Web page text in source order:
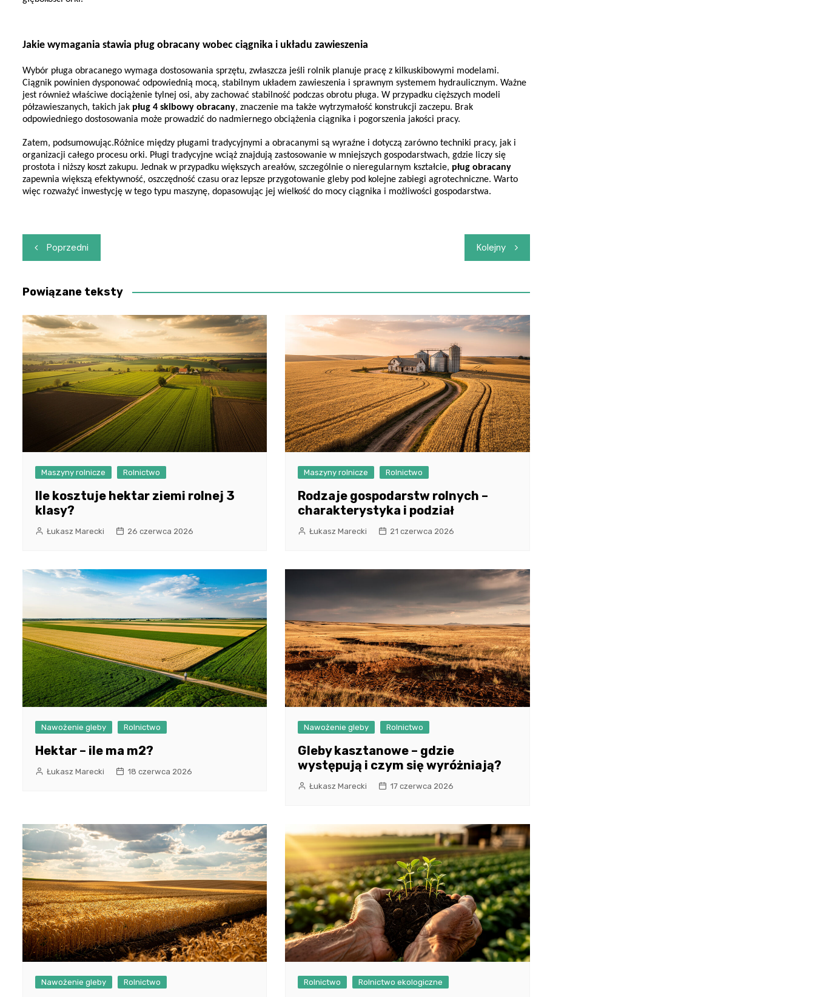
Jakie wymagania stawia pług obracany wobec ciągnika i układu zawieszenia
Wybór pługa obracanego wymaga dostosowania sprzętu, zwłaszcza jeśli rolnik planuje pracę z kilkuskibowymi modelami.
Ciągnik powinien dysponować odpowiednią mocą, stabilnym układem zawieszenia i sprawnym systemem hydraulicznym. Ważne
jest również właściwe dociążenie tylnej osi, aby zachować stabilność podczas obrotu pługa. W przypadku cięższych modeli
półzawieszanych, takich jak pług 4 skibowy obracany, znaczenie ma także wytrzymałość konstrukcji zaczepu. Brak
odpowiedniego dostosowania może prowadzić do nadmiernego obciążenia ciągnika i pogorszenia jakości pracy.
Zatem, podsumowując.Różnice między pługami tradycyjnymi a obracanymi są wyraźne i dotyczą zarówno techniki pracy, jak i
organizacji całego procesu orki. Pługi tradycyjne wciąż znajdują zastosowanie w mniejszych gospodarstwach, gdzie liczy się
prostota i niższy koszt zakupu. Jednak w przypadku większych areałów, szczególnie o nieregularnym kształcie, pług obracany
zapewnia większą efektywność, oszczędność czasu oraz lepsze przygotowanie gleby pod kolejne zabiegi agrotechniczne. Warto
więc rozważyć inwestycję w tego typu maszynę, dopasowując jej wielkość do mocy ciągnika i możliwości gospodarstwa.
Nawigacja
wpisu
Poprzedni Kolejny
Powiązane teksty
Maszyny rolnicze Rolnictwo
Ile kosztuje hektar ziemi rolnej 3
klasy?
Łukasz Marecki 26 czerwca 2026
Maszyny rolnicze Rolnictwo
Rodzaje gospodarstw rolnych –
charakterystyka i podział
Łukasz Marecki 21 czerwca 2026
Nawożenie gleby Rolnictwo
Hektar – ile ma m2?
Łukasz Marecki 18 czerwca 2026
Nawożenie gleby Rolnictwo
Gleby kasztanowe – gdzie
występują i czym się wyróżniają?
Łukasz Marecki 17 czerwca 2026
Nawożenie gleby Rolnictwo Rolnictwo Rolnictwo ekologiczne